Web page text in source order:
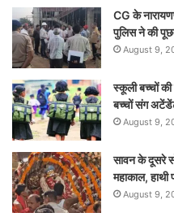
CG के
पुलिस ने की
August 9,
स्कूली बच्चों
बच्चों संग
August 9,
सावन के दूसरे
महाकाल, हाथी
August 9,